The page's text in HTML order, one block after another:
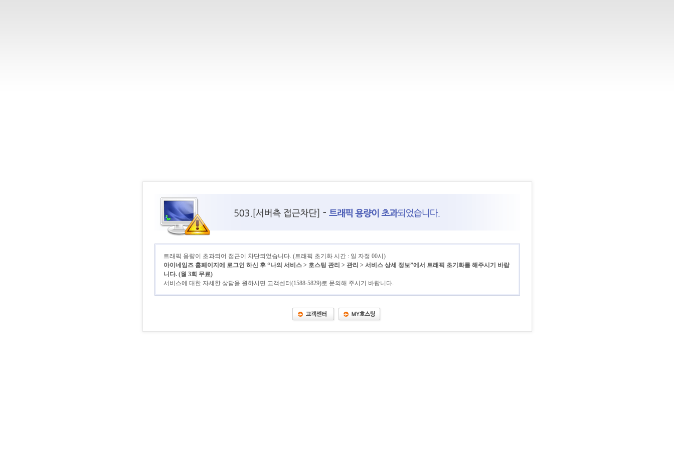
트래픽 용량이 초과되어 접근이 차단되었습니다. (트래픽 초기화 시간 : 일 자정 00시)
아이네임즈 홈페이지에 로그인 하신 후 “나의 서비스 > 호스팅 관리 > 관리 > 서비스 상세 정보”에서 트래픽 초기화를 해주시기 바랍
니다. (월 3회 무료)
서비스에 대한 자세한 상담을 원하시면 고객센터(1588-5829)로 문의해 주시기 바랍니다.